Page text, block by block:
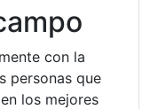
con la
personas que
los mejores